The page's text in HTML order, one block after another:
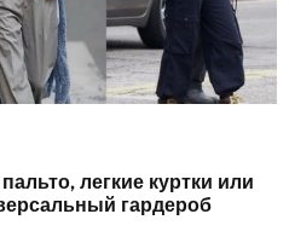
легкие куртки или
гардероб